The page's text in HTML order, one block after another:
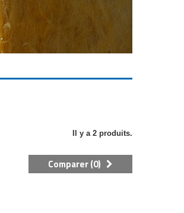
Il y a 2 produits.
Comparer (0)